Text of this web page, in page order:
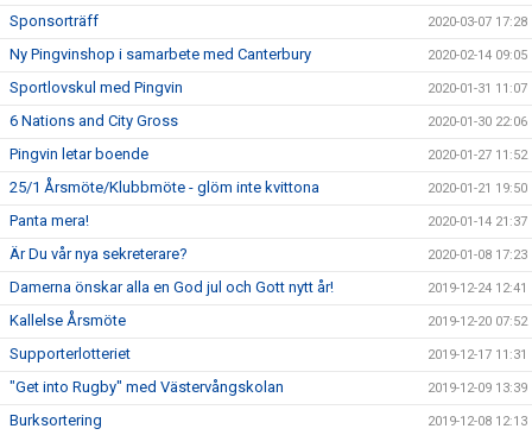
Sponsorträff 2020-03-07 17:28
Ny Pingvinshop i samarbete med Canterbury 2020-02-14 09:05
Sportlovskul med Pingvin 2020-01-31 11:07
6 Nations and City Gross 2020-01-30 22:06
Pingvin letar boende 2020-01-27 11:52
25/1 Årsmöte/Klubbmöte - glöm inte kvittona 2020-01-21 19:50
Panta mera! 2020-01-14 21:37
Är Du vår nya sekreterare? 2020-01-08 17:23
Damerna önskar alla en God jul och Gott nytt år! 2019-12-24 12:41
Kallelse Årsmöte 2019-12-20 07:52
Supporterlotteriet 2019-12-17 11:31
"Get into Rugby" med Västervångskolan 2019-12-09 13:39
Burksortering 2019-12-08 12:13